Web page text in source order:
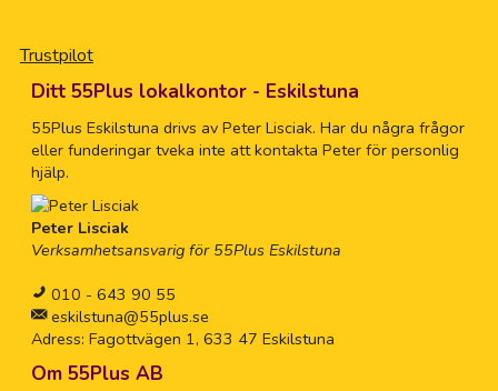
Trustpilot
Ditt 55Plus lokalkontor - Eskilstuna
55Plus Eskilstuna drivs av Peter Lisciak. Har du några frågor
eller funderingar tveka inte att kontakta Peter för personlig
hjälp.
Peter Lisciak
Verksamhetsansvarig för 55Plus Eskilstuna
010 - 643 90 55
eskilstuna@55plus.se
Adress: Fagottvägen 1, 633 47 Eskilstuna
Om 55Plus AB